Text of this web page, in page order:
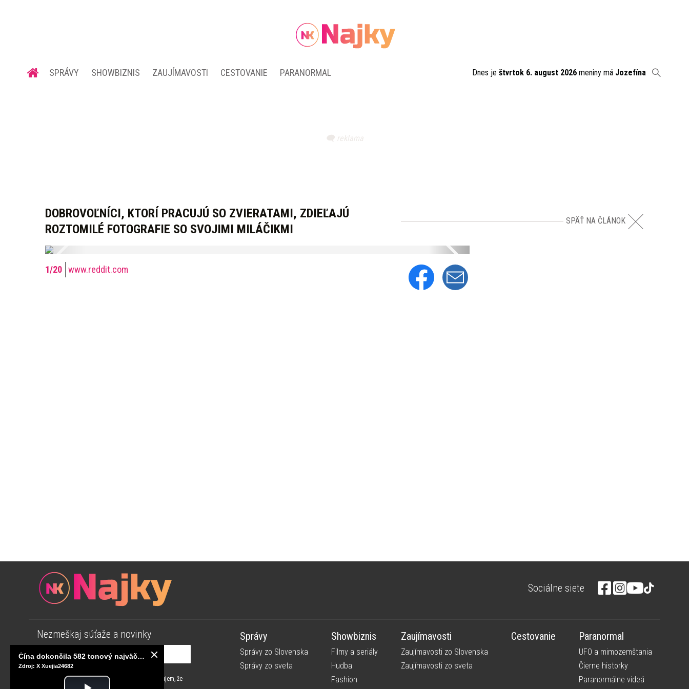
SPRÁVY SHOWBIZNIS ZAUJÍMAVOSTI CESTOVANIE PARANORMAL Dnes je štvrtok 6. august 2026 meniny má Jozefína
DOBROVOĽNÍCI, KTORÍ PRACUJÚ SO ZVIERATAMI, ZDIEĽAJÚ
ROZTOMILÉ FOTOGRAFIE SO SVOJIMI MILÁČIKMI
SPÄŤ NA ČLÁNOK
www.reddit.com
Čína dokončila 582 tonový najväčší magnet na svete, pripravený na stavbu umelého Slnka
Zdroj: X Xuejia24682
Sociálne siete
Nezmeškaj súťaže a novinky
Súhlasím spodmienkami používania
a potvrdzujem, že
Správy
Správy zo Slovenska
Správy zo sveta
Showbiznis
Filmy a seriály
Hudba
Fashion
Zaujímavosti
Zaujímavosti zo Slovenska
Zaujímavosti zo sveta
Cestovanie Paranormal
UFO a mimozemštania
Čierne historky
Paranormálne videá